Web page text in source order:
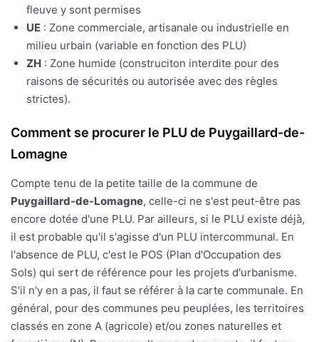
fleuve y sont permises
UE : Zone commerciale, artisanale ou industrielle en
milieu urbain (variable en fonction des PLU)
ZH : Zone humide (construciton interdite pour des
raisons de sécurités ou autorisée avec des règles
strictes).
Comment se procurer le PLU de Puygaillard-de-
Lomagne
Compte tenu de la petite taille de la commune de
Puygaillard-de-Lomagne, celle-ci ne s'est peut-être pas
encore dotée d'une PLU. Par ailleurs, si le PLU existe déjà,
il est probable qu'il s'agisse d'un PLU intercommunal. En
l'absence de PLU, c'est le POS (Plan d'Occupation des
Sols) qui sert de référence pour les projets d'urbanisme.
S'il n'y en a pas, il faut se référer à la carte communale. En
général, pour des communes peu peuplées, les territoires
classés en zone A (agricole) et/ou zones naturelles et